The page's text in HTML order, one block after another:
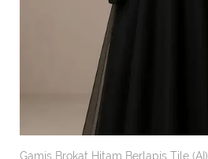
Gamis Brokat Hitam Berlapis Tile (AI)